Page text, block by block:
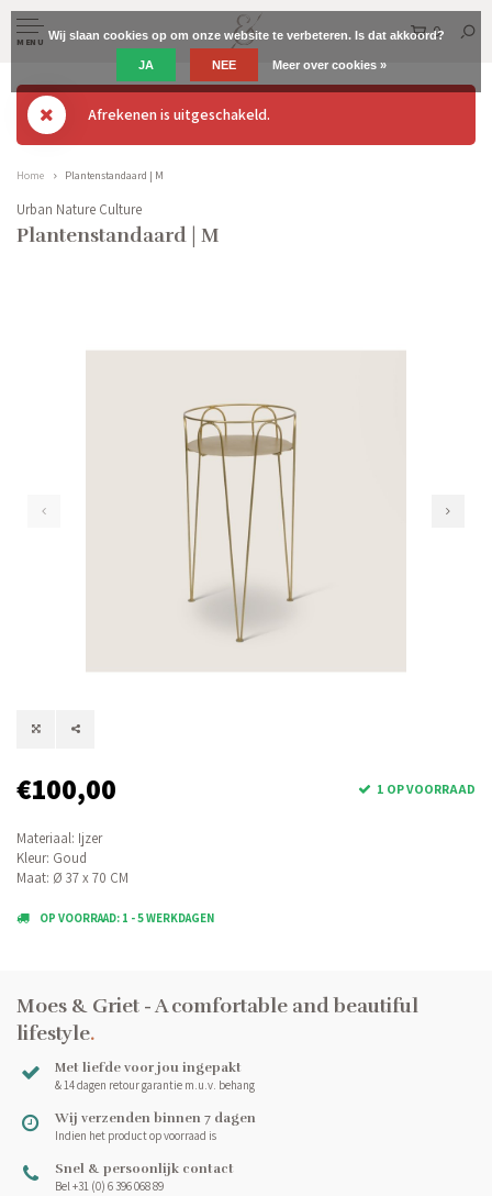
MENU
0
Afrekenen is uitgeschakeld.
Home Plantenstandaard | M
Urban Nature Culture
Plantenstandaard | M
€100,00 1 OP VOORRAAD
Materiaal: Ijzer
Kleur: Goud
Maat: Ø 37 x 70 CM
OP VOORRAAD: 1 - 5 WERKDAGEN
Moes & Griet - A comfortable and beautiful
lifestyle.
Met liefde voor jou ingepakt
& 14 dagen retour garantie m.u.v. behang
Wij verzenden binnen 7 dagen
Indien het product op voorraad is
Snel & persoonlijk contact
Bel +31 (0) 6 396 068 89
Wij slaan cookies op om onze website te verbeteren. Is dat akkoord?
JA NEE Meer over cookies »